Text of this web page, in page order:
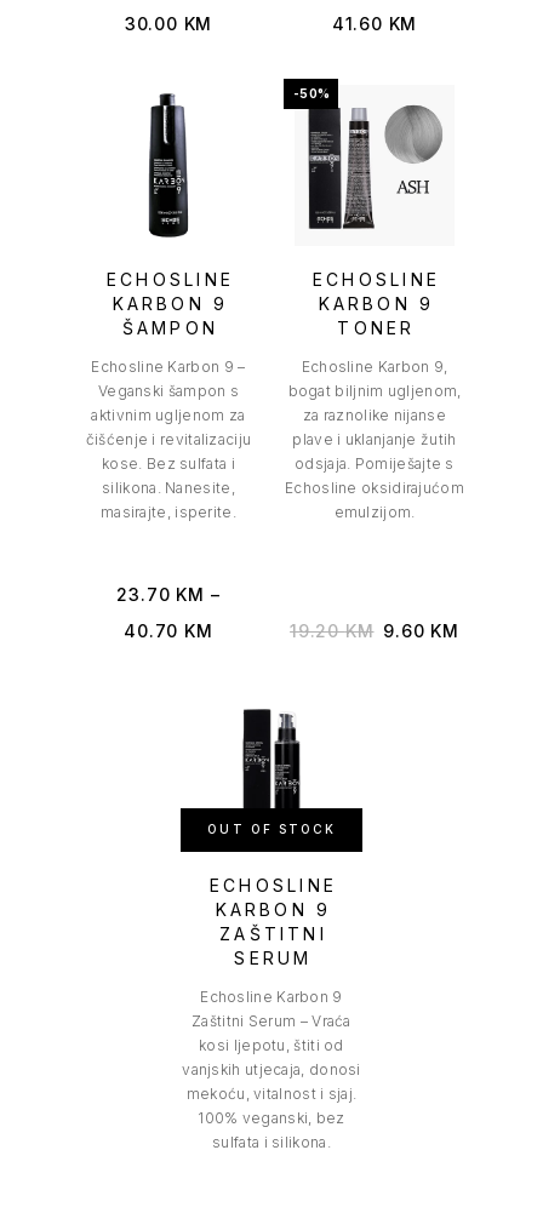
30.00 KM
41.60 KM
ECHOSLINE
KARBON 9
ŠAMPON
Echosline Karbon 9 –
Veganski šampon s
aktivnim ugljenom za
čišćenje i revitalizaciju
kose. Bez sulfata i
silikona. Nanesite,
masirajte, isperite.
23.70 KM –
40.70 KM
-50%
ECHOSLINE
KARBON 9
TONER
Echosline Karbon 9,
bogat biljnim ugljenom,
za raznolike nijanse
plave i uklanjanje žutih
odsjaja. Pomiješajte s
Echosline oksidirajućom
emulzijom.
19.20KM 9.60 KM
OUT OF STOCK
ECHOSLINE
KARBON 9
ZAŠTITNI
SERUM
Echosline Karbon 9
Zaštitni Serum – Vraća
kosi ljepotu, štiti od
vanjskih utjecaja, donosi
mekoću, vitalnost i sjaj.
100% veganski, bez
sulfata i silikona.